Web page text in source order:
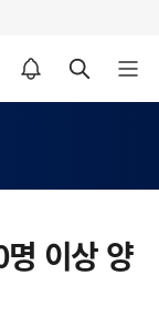
알림설정 바로가기 검색 바로가기 메뉴 열기
명 이상 양